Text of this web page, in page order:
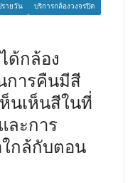
ายวัน บริการกล้องวงจรปิด
ด้กล้อง
การคืนมีสี
นเห็นสีในที่
ละการ
กล้กับตอน